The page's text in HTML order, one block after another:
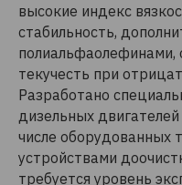
высокие индекс
стабильность,
текучесть при
Разработано
дизельных
числе оборудованных
устройствами
требуется уровень